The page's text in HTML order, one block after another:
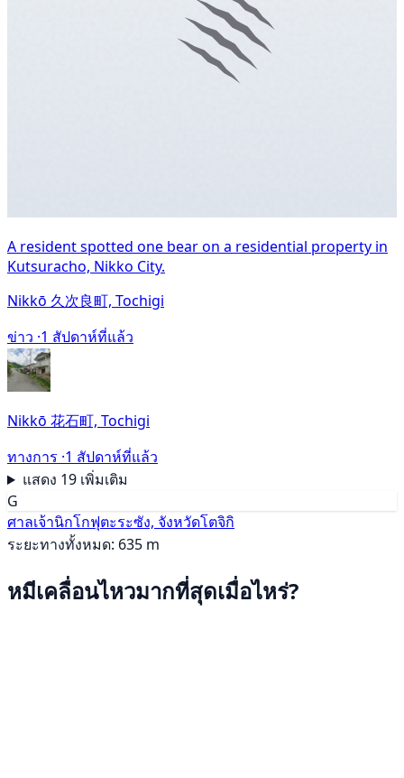
A resident spotted one bear on a residential property in
Kutsuracho, Nikko City.
Nikkō 久次良町, Tochigi
ข่าว ·1 สัปดาห์ที่แล้ว
Nikkō 花石町, Tochigi
ทางการ ·1 สัปดาห์ที่แล้ว
แสดง 19 เพิ่มเติม
G
ศาลเจ้านิกโกฟุตะระซัง, จังหวัดโตจิกิ
ระยะทางทั้งหมด: 635 m
หมีเคลื่อนไหวมากที่สุดเมื่อไหร่?